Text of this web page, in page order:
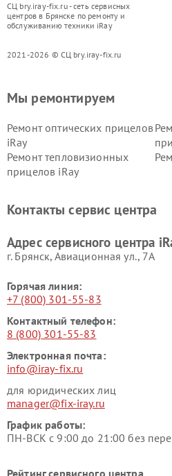
СЦ bry.iray-fix.ru - сеть сервисных
центров в Брянске по ремонту и
обслуживанию техники iRay
2021-2026 © СЦ bry.iray-fix.ru
Мы ремонтируем
Ремонт оптических прицелов
iRay
Ремонт тепловизионных
прицелов iRay
Контакты сервис центра
Адрес сервисного центра
г. Брянск, Авиационная ул., 7А
Горячая линия:
+7 (800) 301-55-83
Контактный телефон:
8 (800) 301-55-83
Электронная почта:
info@iray-fix.ru
для юридических лиц
manager@fix-iray.ru
График работы:
ПН-ВСК с 9:00 до 21:00 без
Рейтинг сервисного центра